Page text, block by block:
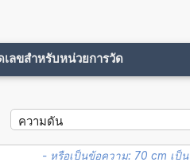
เลขสำหรับหน่วยการวัด